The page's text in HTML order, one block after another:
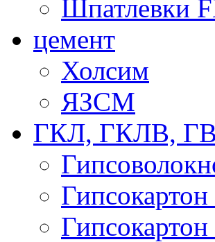
Шпатлевки
цемент
Холсим
ЯЗCМ
ГКЛ, ГКЛВ,